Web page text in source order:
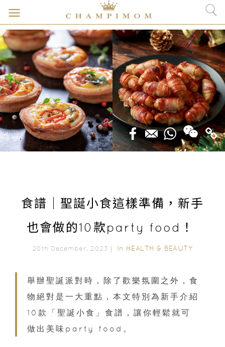
食譜｜聖誕小食這樣準備，新手
也會做的10款party food！
20th December, 2023｜ In HEALTH & BEAUTY
舉辦聖誕派對時，除了歡樂氛圍之外，食
物絕對是一大重點，本文特別為新手介紹
10款「聖誕小食」食譜，讓你輕鬆就可
做出美味party food。